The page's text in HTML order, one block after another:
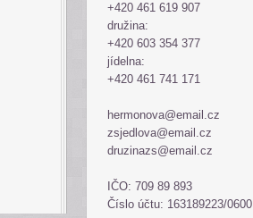
+420 461 619 907
družina:
+420 603 354 377
jídelna:
+420 461 741 171
hermonova@email.cz
zsjedlova@email.cz
druzinazs@email.cz
IČO: 709 89 893
Číslo účtu: 163189223/0600